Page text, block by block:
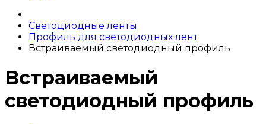
Светодиодные ленты
Профиль для светодиодных лент
Встраиваемый светодиодный профиль
Встраиваемый
светодиодный профиль